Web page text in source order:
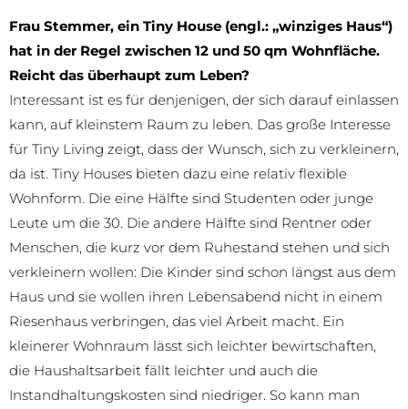
Frau Stemmer, ein Tiny House (engl.: „winziges Haus“)
hat in der Regel zwischen 12 und 50 qm Wohnfläche.
Reicht das überhaupt zum Leben?
Interessant ist es für denjenigen, der sich darauf einlassen
kann, auf kleinstem Raum zu leben. Das große Interesse
für Tiny Living zeigt, dass der Wunsch, sich zu verkleinern,
da ist. Tiny Houses bieten dazu eine relativ flexible
Wohnform. Die eine Hälfte sind Studenten oder junge
Leute um die 30. Die andere Hälfte sind Rentner oder
Menschen, die kurz vor dem Ruhestand stehen und sich
verkleinern wollen: Die Kinder sind schon längst aus dem
Haus und sie wollen ihren Lebensabend nicht in einem
Riesenhaus verbringen, das viel Arbeit macht. Ein
kleinerer Wohnraum lässt sich leichter bewirtschaften,
die Haushaltsarbeit fällt leichter und auch die
Instandhaltungskosten sind niedriger. So kann man